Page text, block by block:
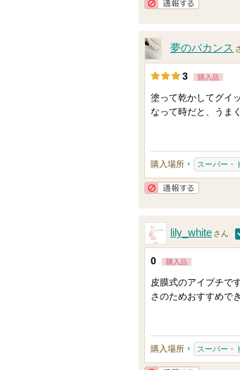
夢のバカンス
3 購入品
塗って乾かしてグイ
なって時だと、うま
購入場所 スーパー・
lily_white さん
0 購入品
皮膜式のアイプチで
さのためおすすめで
購入場所 スーパー・